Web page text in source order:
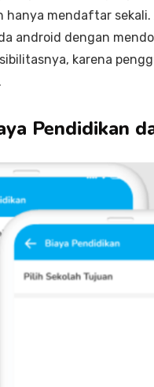
mendaftar
android dengan
karena
Pendidikan